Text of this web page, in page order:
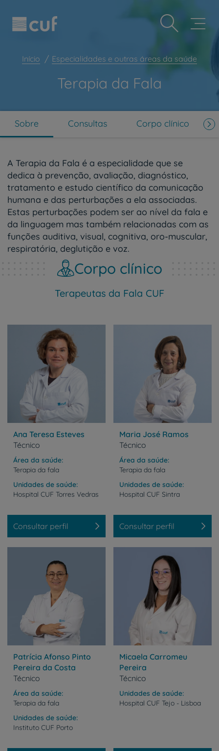
este
inclui
sistema
para
conteúdo
Prevenção e bem-estar
Grandes Áreas da Saúde
My CUF
CUF Academic Center
Para profissionais
Contacte-nos
PT EN
Início Especialidades e outras áreas da saúde
Terapia da Fala
Sobre Consultas Corpo clínico
A Terapia da Fala é a especialidade que se
dedica à prevenção, avaliação, diagnóstico,
tratamento e estudo científico da comunicação
humana e das perturbações a ela associadas.
Estas perturbações podem ser ao nível da fala e
da linguagem mas também relacionadas com as
funções auditiva, visual, cognitiva, oro-muscular,
respiratória, deglutição e voz.
Corpo clínico
Terapeutas da Fala CUF
Ana Teresa Esteves
Técnico
Área da saúde
Terapia da fala
Unidades de saúde
Hospital CUF Torres Vedras
Consultar perfil
Maria José Ramos
Técnico
Área da saúde
Terapia da fala
Unidades de saúde
Hospital CUF Sintra
Consultar perfil
Patrícia Afonso Pinto
Pereira da Costa
Técnico
Área da saúde
Terapia da fala
Unidades de saúde
Instituto CUF Porto
Micaela Carromeu
Pereira
Técnico
Unidades de saúde
Hospital CUF Tejo - Lisboa